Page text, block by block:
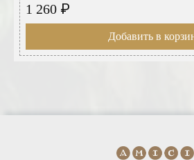
1 260 ₽
Добавить в